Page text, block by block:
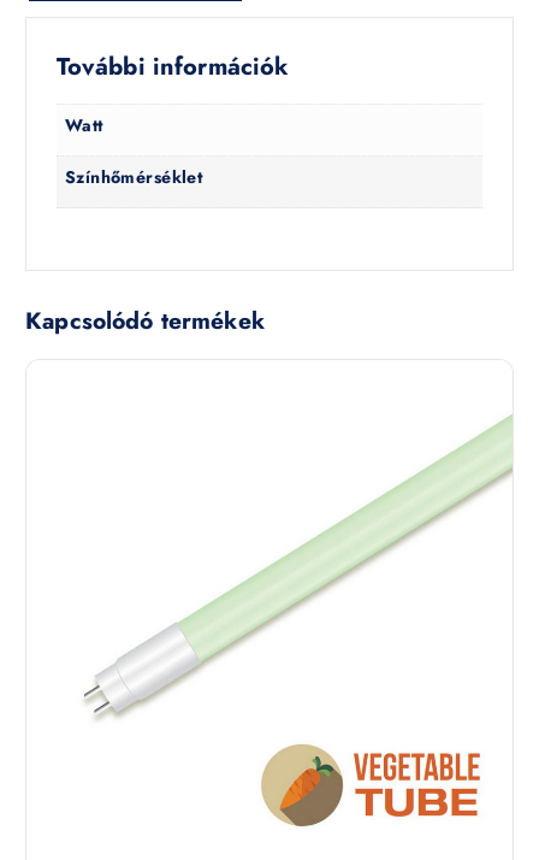
További információk
Watt
Színhőmérséklet
Kapcsolódó termékek